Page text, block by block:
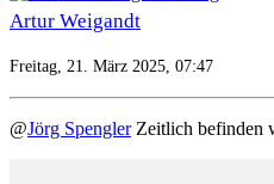
Artur Weigandt
Freitag, 21. März 2025, 07:47
@Jörg SpenglerZeitlich befinden